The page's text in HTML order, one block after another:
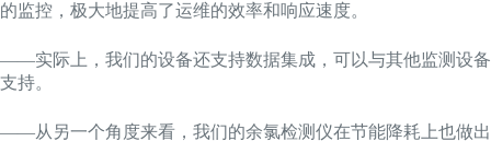
的监控，极大地提高了运维的效率和响应速度。
——实际上，我们的设备还支持数据集成，可以与其他监测设
支持。
——从另一个角度来看，我们的余氯检测仪在节能降耗上也做